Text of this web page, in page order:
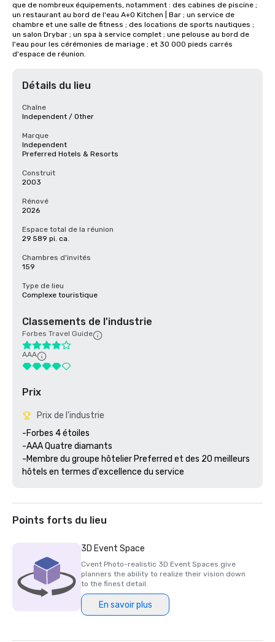
que de nombreux équipements, notamment : des cabines de piscine ;
un restaurant au bord de l'eau A+O Kitchen | Bar ; un service de
chambre et une salle de fitness ; des locations de sports nautiques ;
un salon Drybar ; un spa à service complet ; une pelouse au bord de
l'eau pour les cérémonies de mariage ; et 30 000 pieds carrés
d'espace de réunion.
Détails du lieu
Chaîne
Independent / Other
Marque
Independent
Preferred Hotels & Resorts
Construit
2003
Rénové
2026
Espace total de la réunion
29 589 pi. ca.
Chambres d'invités
159
Type de lieu
Complexe touristique
Classements de l'industrie
Forbes Travel Guide
AAA
Prix
Prix de l'industrie
-Forbes 4 étoiles
-AAA Quatre diamants
-Membre du groupe hôtelier Preferred et des 20 meilleurs
Points forts du lieu
3D Event Space
Cvent Photo-realistic 3D Event Spaces give
planners the ability to realize their vision down
to the finest detail.
En savoir plus